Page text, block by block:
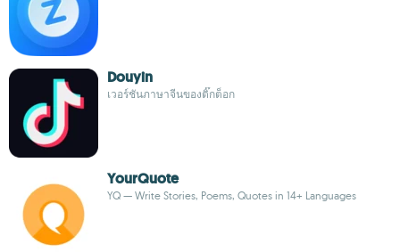
Douyin
เวอร์ชันภาษาจีนของติ๊กต็อก
YourQuote
YQ — Write Stories, Poems, Quotes in 14+ Languages